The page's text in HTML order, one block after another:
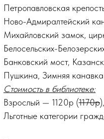
Петропавловская
Ново-Адмиралтейский
Михайловский замок,
Белосельских-
Банковский мост,
Пушкина, Зимняя
Стоимость в библиотеке:
Взрослый — 1120р (1170р
Льготные категории